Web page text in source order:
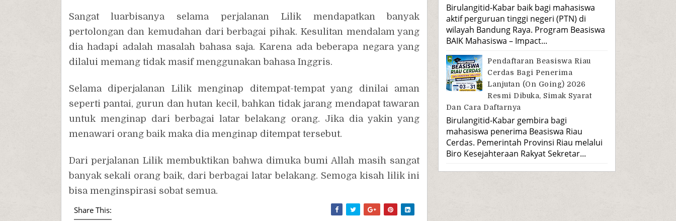
Sangat luarbisanya selama perjalanan Lilik mendapatkan banyak
pertolongan dan kemudahan dari berbagai pihak. Kesulitan mendalam yang
dia hadapi adalah masalah bahasa saja. Karena ada beberapa negara yang
dilalui memang tidak masif menggunakan bahasa Inggris.
Selama diperjalanan Lilik menginap ditempat-tempat yang dinilai aman
seperti pantai, gurun dan hutan kecil, bahkan tidak jarang mendapat tawaran
untuk menginap dari berbagai latar belakang orang. Jika dia yakin yang
menawari orang baik maka dia menginap ditempat tersebut.
Dari perjalanan Lilik membuktikan bahwa dimuka bumi Allah masih sangat
banyak sekali orang baik, dari berbagai latar belakang. Semoga kisah lilik ini
bisa menginspirasi sobat semua.
Share This:
Birulangitid-Kabar baik bagi mahasiswa
aktif perguruan tinggi negeri (PTN) di
wilayah Bandung Raya. Program Beasiswa
BAIK Mahasiswa – Impact...
Pendaftaran Beasiswa Riau
Cerdas Bagi Penerima
Lanjutan (On Going) 2026
Resmi Dibuka, Simak Syarat
Dan Cara Daftarnya
Birulangitid-Kabar gembira bagi
mahasiswa penerima Beasiswa Riau
Cerdas. Pemerintah Provinsi Riau melalui
Biro Kesejahteraan Rakyat Sekretar...